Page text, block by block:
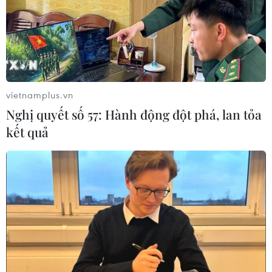
nhiều mặt hàng nguyên, nhiên, phụ liệu.
Cán cân thương mại xuất hiện nhiều tín
hiệu tích cực cho nền kinh tế
vietnamplus.vn
Nghị quyết số 57: Hành động đột phá, lan tỏa
kết quả